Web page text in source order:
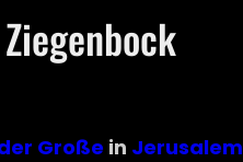
Große in Jerusalem